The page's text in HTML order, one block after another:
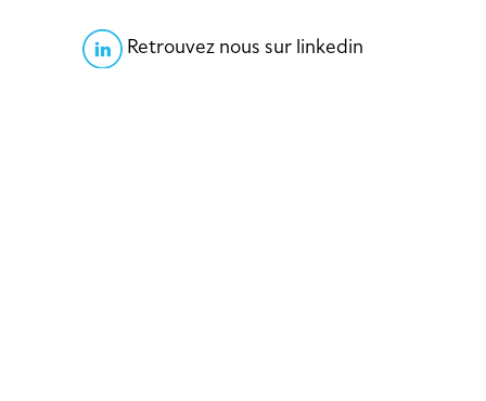
Retrouvez nous sur linkedin